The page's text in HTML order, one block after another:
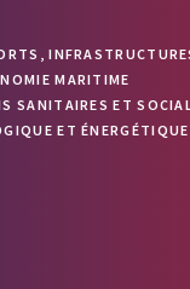
MARITIME
SANITAIRES ET
ET ÉNERGÉTIQUE